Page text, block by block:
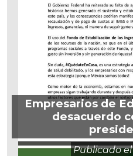
Empresarios de
desacuerdo
Publicado